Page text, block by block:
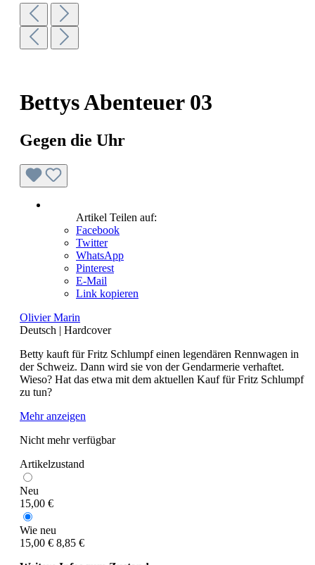
Bettys Abenteuer 03
Gegen die Uhr
Artikel Teilen auf:
Facebook
Twitter
WhatsApp
Pinterest
E-Mail
Link kopieren
Olivier Marin
Deutsch | Hardcover
Betty kauft für Fritz Schlumpf einen legendären Rennwagen in
der Schweiz. Dann wird sie von der Gendarmerie verhaftet.
Wieso? Hat das etwa mit dem aktuellen Kauf für Fritz Schlumpf
zu tun?
Mehr anzeigen
Nicht mehr verfügbar
Artikelzustand
Neu
15,00 €
Wie neu
15,00 € 8,85 €